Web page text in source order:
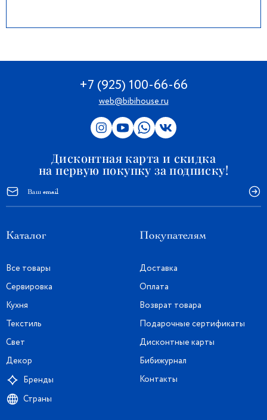
+7 (925) 100-66-66
web@bibihouse.ru
Дисконтная карта и скидка
на первую покупку за подписку!
Каталог
Все товары
Сервировка
Кухня
Текстиль
Свет
Декор
Бренды
Страны
Покупателям
Доставка
Оплата
Возврат товара
Подарочные сертификаты
Дисконтные карты
Бибижурнал
Контакты